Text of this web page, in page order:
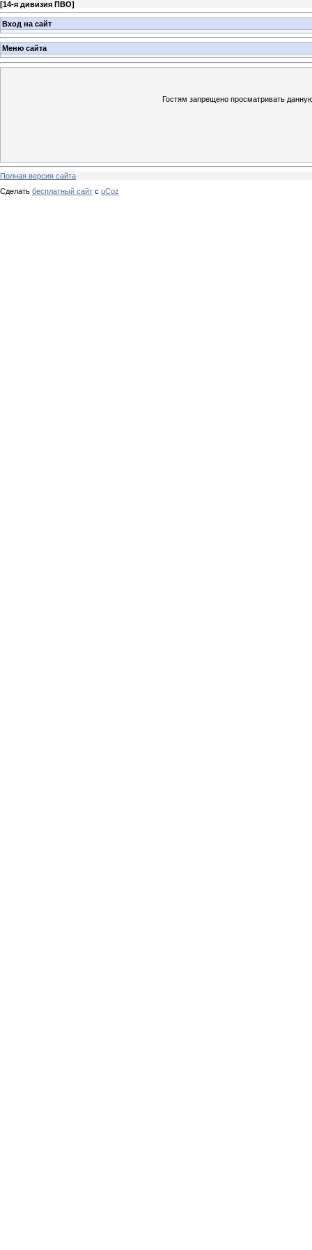
[14-я дивизия ПВО]
Вход на сайт
Меню сайта
Гостям запрещено просматривать
Полная версия сайта
Сделать бесплатный сайт с uCoz